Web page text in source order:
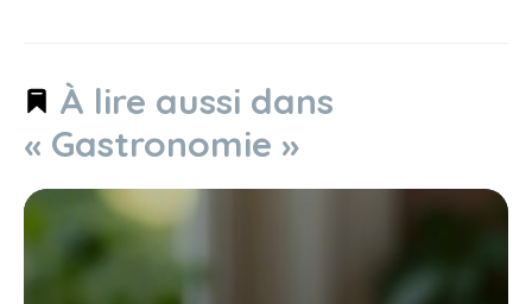
À lire aussi dans
« Gastronomie »